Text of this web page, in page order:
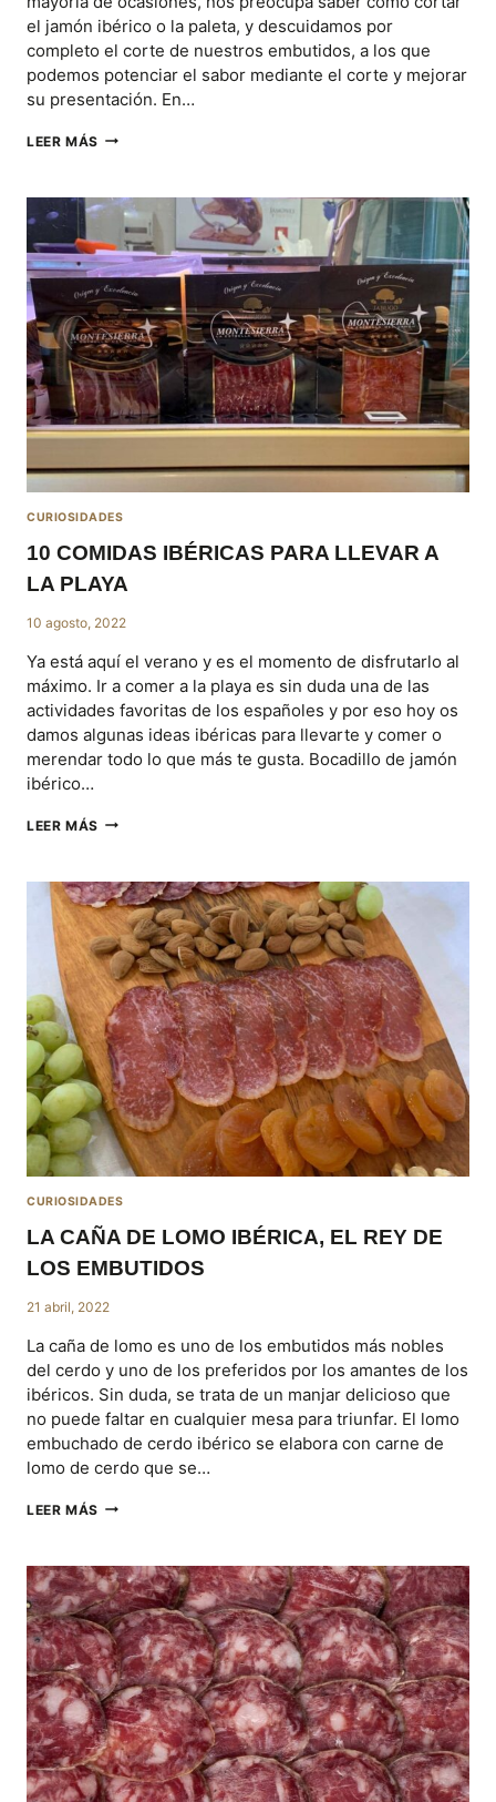
el jamón ibérico o la paleta, y descuidamos por
completo el corte de nuestros embutidos, a los que
podemos potenciar el sabor mediante el corte y mejorar
su presentación. En…
LEER MÁS¿CUÁL
MEJOR
MANERA
PARA
CORTAR
Y
PRESENTAR
EMBUTIDOS
IBÉRICOS?
CURIOSIDADES
10 COMIDAS IBÉRICAS PARA LLEVAR A
LA PLAYA
10 agosto, 2022
Ya está aquí el verano y es el momento de disfrutarlo al
máximo. Ir a comer a la playa es sin duda una de las
actividades favoritas de los españoles y por eso hoy os
damos algunas ideas ibéricas para llevarte y comer o
merendar todo lo que más te gusta. Bocadillo de jamón
ibérico…
LEER MÁS10
PARA
LLEVAR
A
LA
PLAYA
CURIOSIDADES
LA CAÑA DE LOMO IBÉRICA, EL REY DE
LOS EMBUTIDOS
21 abril, 2022
La caña de lomo es uno de los embutidos más nobles
del cerdo y uno de los preferidos por los amantes de los
ibéricos. Sin duda, se trata de un manjar delicioso que
no puede faltar en cualquier mesa para triunfar. El lomo
embuchado de cerdo ibérico se elabora con carne de
lomo de cerdo que se…
LEER MÁSLA
LOMO
IBÉRICA,
EL
REY
DE
LOS
EMBUTIDOS